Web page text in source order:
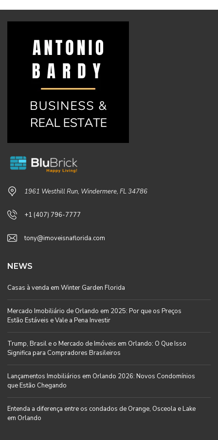
1961 Westhill Run, Windermere, FL 34786
+1 (407) 796-7777
tony@imoveisnaflorida.com
NEWS
Casas à venda em Winter Garden Florida
Mercado Imobiliário de Orlando em 2025: Por que os Preços
Estão Estáveis e Vale a Pena Investir
Trump, Brasil e o Mercado de Imóveis em Orlando: O Que Isso
Significa para Compradores Brasileiros
Lançamentos Imobiliários em Orlando 2026: Novos Condomínios
que Estão Chegando
Entenda a diferença entre os condados de Orange, Osceola e Lake
em Orlando